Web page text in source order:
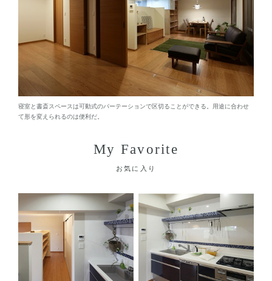
寝室と書斎スペースは可動式のパーテーションで区切ることができる。用途に合わせ
て形を変えられるのは便利だ。
My Favorite
お気に入り